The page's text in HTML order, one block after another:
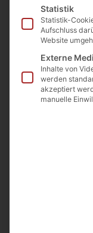
Beschreibung
Eichenbalken
Möbelbau,
Trennwände usw.
Statistik
Statistik-
Aufschluss
Website
Externe
Inhalte von
werden
akzeptiert
manuelle